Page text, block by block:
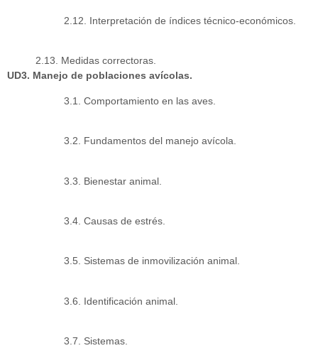
2.12. Interpretación de índices técnico-económicos.
2.13. Medidas correctoras.
UD3. Manejo de poblaciones avícolas.
3.1. Comportamiento en las aves.
3.2. Fundamentos del manejo avícola.
3.3. Bienestar animal.
3.4. Causas de estrés.
3.5. Sistemas de inmovilización animal.
3.6. Identificación animal.
3.7. Sistemas.